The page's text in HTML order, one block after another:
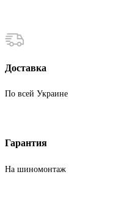
Доставка
По всей Украине
Гарантия
На шиномонтаж